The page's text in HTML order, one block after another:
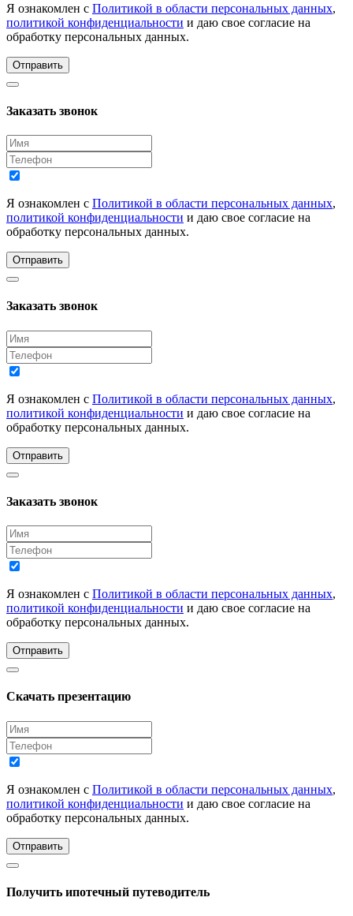
Я ознакомлен с Политикой в области персональных данных,
политикой конфиденциальности и даю свое согласие на
обработку персональных данных.
Отправить
Заказать звонок
Я ознакомлен с Политикой в области персональных данных,
политикой конфиденциальности и даю свое согласие на
обработку персональных данных.
Отправить
Заказать звонок
Я ознакомлен с Политикой в области персональных данных,
политикой конфиденциальности и даю свое согласие на
обработку персональных данных.
Отправить
Заказать звонок
Я ознакомлен с Политикой в области персональных данных,
политикой конфиденциальности и даю свое согласие на
обработку персональных данных.
Отправить
Скачать презентацию
Я ознакомлен с Политикой в области персональных данных,
политикой конфиденциальности и даю свое согласие на
обработку персональных данных.
Отправить
Получить ипотечный путеводитель